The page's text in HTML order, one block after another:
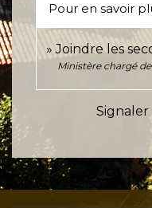
Pour en savoir
Joindre les
Ministère chargé